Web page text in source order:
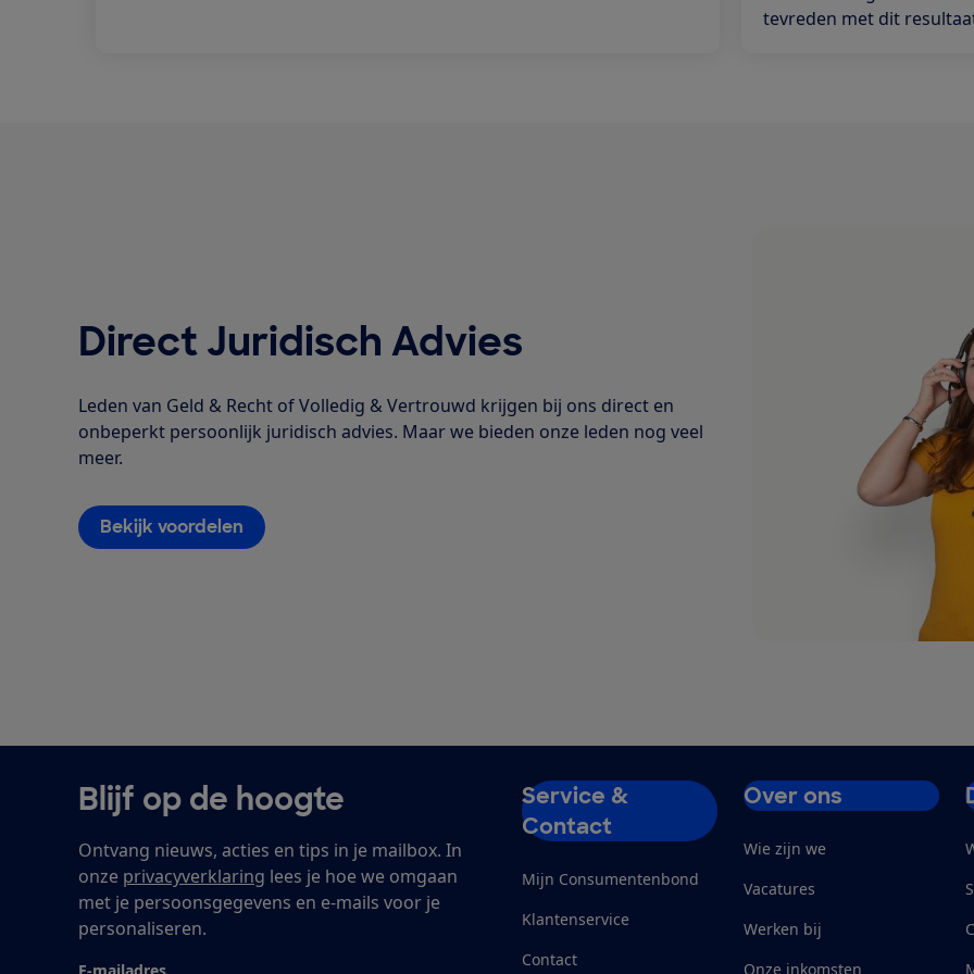
tevreden met dit
Direct Juridisch Advies
Leden van Geld & Recht of Volledig & Vertrouwd krijgen bij ons direct en
onbeperkt persoonlijk juridisch advies. Maar we bieden onze leden nog veel
meer.
Bekijk voordelen
Blijf op de hoogte
Ontvang nieuws, acties en tips in je mailbox. In
onze privacyverklaring lees je hoe we omgaan
met je persoonsgegevens en e-mails voor je
personaliseren.
Service &
Contact
Mijn Consumentenbond
Klantenservice
Contact
Over ons
Wie zijn we
Vacatures
Werken bij
Onze inkomsten